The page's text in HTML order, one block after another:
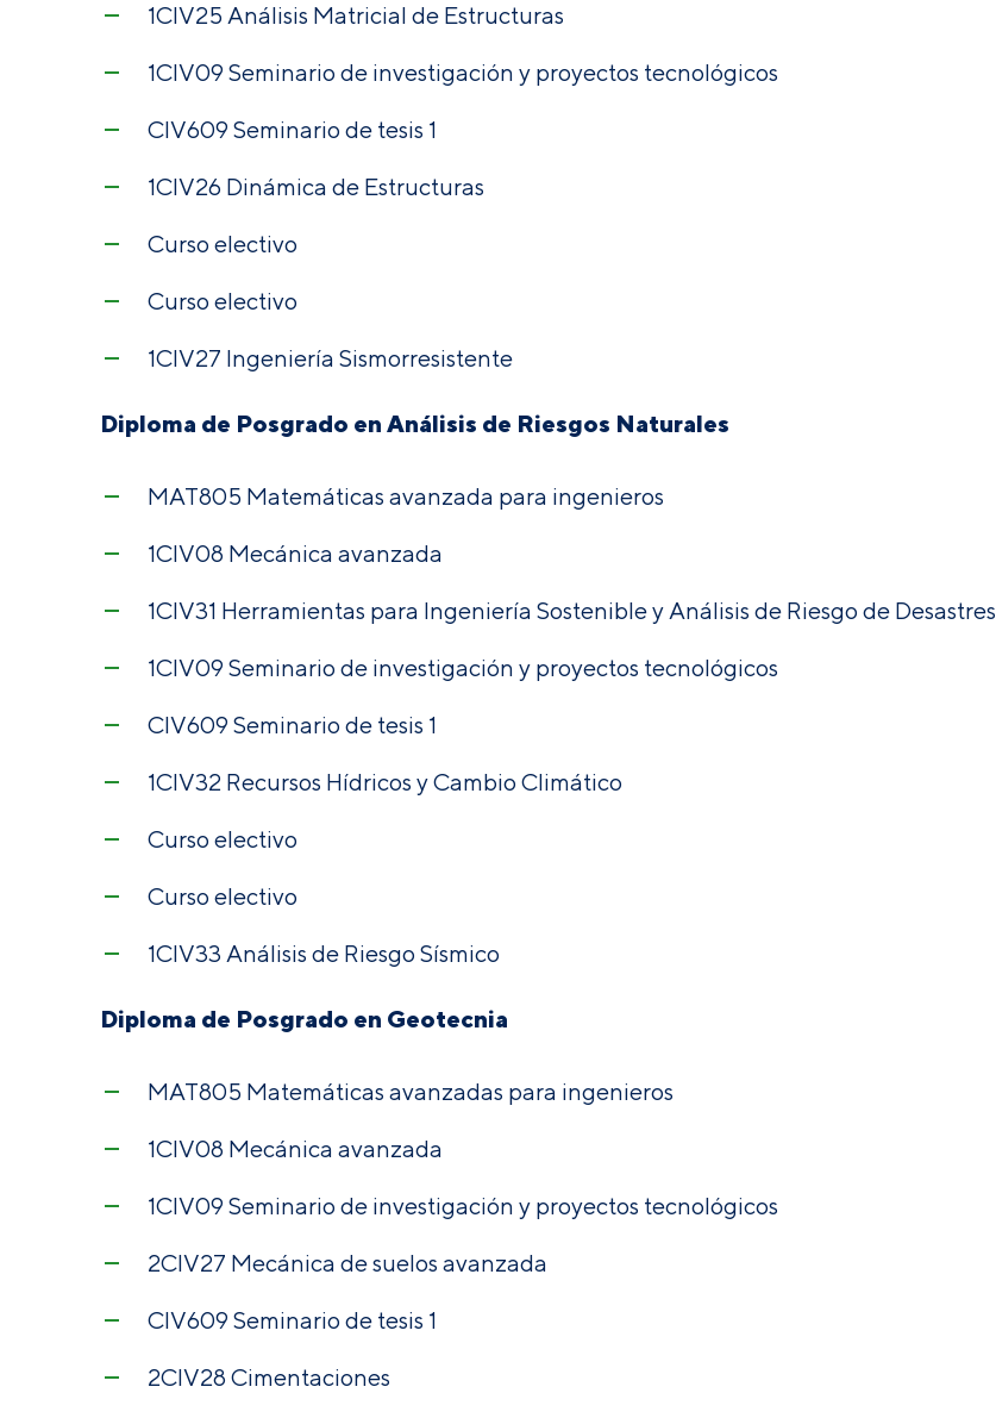
1CIV25 Análisis Matricial de Estructuras
1CIV09 Seminario de investigación y proyectos tecnológicos
CIV609 Seminario de tesis 1
1CIV26 Dinámica de Estructuras
Curso electivo
Curso electivo
1CIV27 Ingeniería Sismorresistente
Diploma de Posgrado en Análisis de Riesgos Naturales
MAT805 Matemáticas avanzada para ingenieros
1CIV08 Mecánica avanzada
1CIV31 Herramientas para Ingeniería Sostenible y Análisis de Riesgo de Desastres
1CIV09 Seminario de investigación y proyectos tecnológicos
CIV609 Seminario de tesis 1
1CIV32 Recursos Hídricos y Cambio Climático
Curso electivo
Curso electivo
1CIV33 Análisis de Riesgo Sísmico
Diploma de Posgrado en Geotecnia
MAT805 Matemáticas avanzadas para ingenieros
1CIV08 Mecánica avanzada
1CIV09 Seminario de investigación y proyectos tecnológicos
2CIV27 Mecánica de suelos avanzada
CIV609 Seminario de tesis 1
2CIV28 Cimentaciones